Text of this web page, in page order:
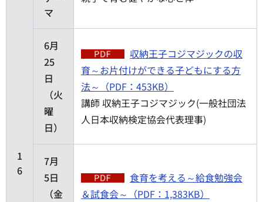
1
6
マ
6月
25
日
（火
曜
日）
収納王子コジマジックの収
育～お片付けができる子どもにする方
法～（PDF：453KB）
講師 収納王子コジマジック(一般社団法
人日本収納検定協会代表理事)
7月
5日
（金
食育を考える～給食勉強会
＆試食会～（PDF：1,383KB）